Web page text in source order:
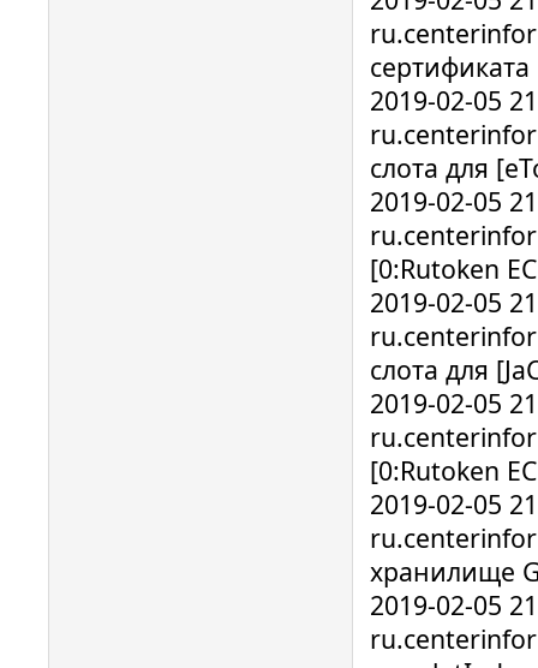
2019-02-05
слота для
2019-02-05
[0:Rutoken
2019-02-05
слота для
2019-02-05
[0:Rutoken
2019-02-05
хранилище
2019-02-05